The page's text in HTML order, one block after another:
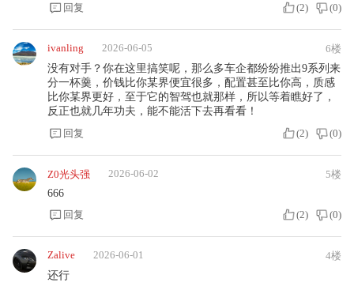
回复
(2) (0)
ivanling 2026-06-05
6楼
没有对手？你在这里搞笑呢，那么多车企都纷纷推出9系列来
分一杯羹，价钱比你某界便宜很多，配置甚至比你高，质感
比你某界更好，至于它的智驾也就那样，所以等着瞧好了，
反正也就几年功夫，能不能活下去再看看！
回复
(2) (0)
Z0光头强 2026-06-02
5楼
666
回复
(2) (0)
Zalive 2026-06-01
4楼
还行